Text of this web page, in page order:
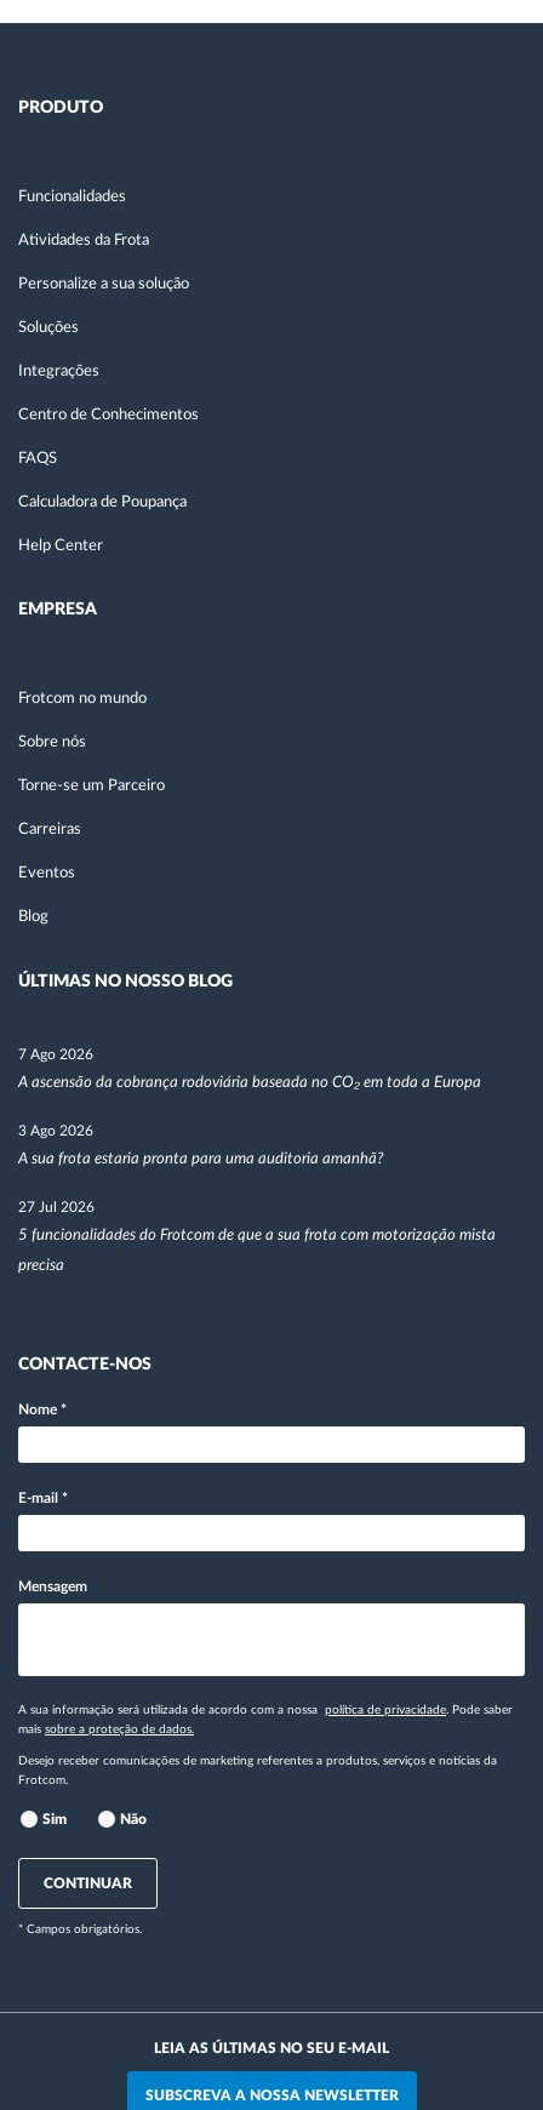
PRODUTO
Funcionalidades
Atividades da Frota
Personalize a sua solução
Soluções
Integrações
Centro de Conhecimentos
FAQS
Calculadora de Poupança
Help Center
EMPRESA
Frotcom no mundo
Sobre nós
Torne-se um Parceiro
Carreiras
Eventos
Blog
ÚLTIMAS NO NOSSO BLOG
7 Ago 2026
A ascensão da cobrança rodoviária baseada no CO₂ em toda a Europa
3 Ago 2026
A sua frota estaria pronta para uma auditoria amanhã?
27 Jul 2026
5 funcionalidades do Frotcom de que a sua frota com motorização mista
precisa
CONTACTE-NOS
Nome *
E-mail *
Mensagem
A sua informação será utilizada de acordo com a nossa política de privacidade . Pode saber
mais sobre a proteção de dados.
Desejo receber comunicações de marketing referentes a produtos, serviços e notícias da
Frotcom.
Sim Não
CONTINUAR
* Campos obrigatórios.
LEIA AS ÚLTIMAS NO SEU E-MAIL
SUBSCREVA A NOSSA NEWSLETTER